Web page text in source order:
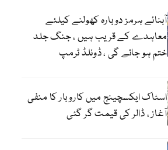
آبنائے ہرمز دوبارہ کھولنے کیلئے
معاہدے کے قریب ہیں ، جنگ جلد
ختم ہو جائے گی ، ڈونلڈ ٹرمپ
اسٹاک ایکسچینج میں کاروبار کا منفی
آغاز ، ڈالر کی قیمت گر گئی